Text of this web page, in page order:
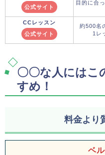
公式サイト
目的に合
CCレッスン
公式サイト
約500名
1レ
〇〇な人にはこ
すめ！
料金より
ベ